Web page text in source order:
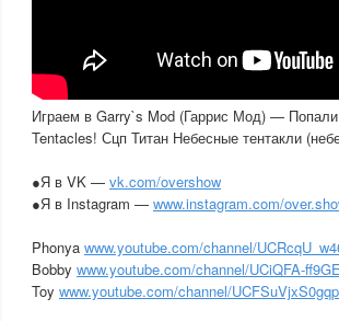
Играем в Garry`s Mod (Гаррис Мод) —
Tentacles! Сцп Титан Небесные тентакли
●Я в VK — vk.com/overshow
●Я в Instagram — www.instagram.com/
Phonya www.youtube.com/channel/
Bobby www.youtube.com/channel/UCiQFA-
Toy www.youtube.com/channel/